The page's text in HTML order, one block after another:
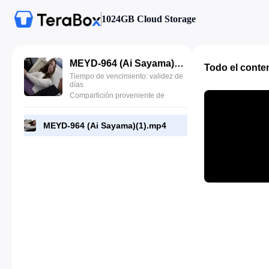
1024GB Cloud Storage
MEYD-964 (Ai Sayama)(1).mp4
Tiempo de vencimiento: validez de
días
Compartición proveniente de
MEYD-964 (Ai Sayama)(1).mp4
Todo el